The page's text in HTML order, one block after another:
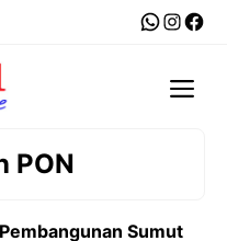
PON
Sumut